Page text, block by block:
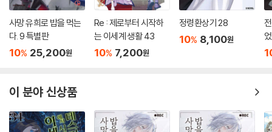
사망 유희로 밥을 먹는
다. 9 특별판
10% 25,200원
Re : 제로부터 시작하
는 이세계 생활 43
10% 7,200원
정령환상기 28
10% 8,100원
이 분야 신상품